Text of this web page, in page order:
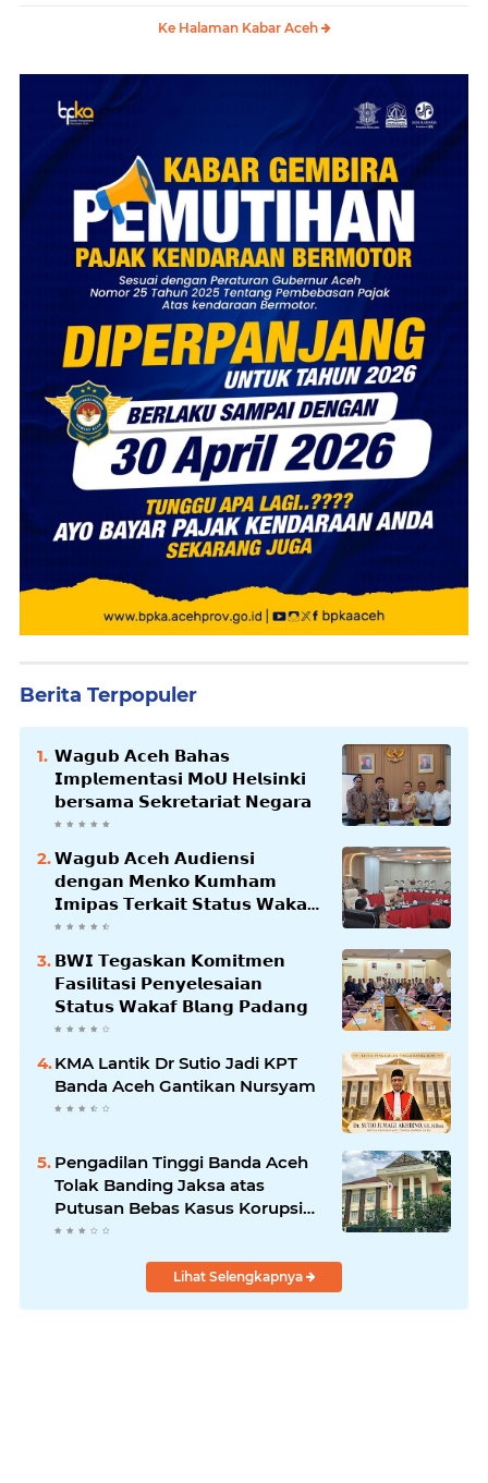
Ke Halaman Kabar Aceh
Berita Terpopuler
𝗪𝗮𝗴𝘂𝗯 𝗔𝗰𝗲𝗵 𝗕𝗮𝗵𝗮𝘀
𝗜𝗺𝗽𝗹𝗲𝗺𝗲𝗻𝘁𝗮𝘀𝗶 𝗠𝗼𝗨 𝗛𝗲𝗹𝘀𝗶𝗻𝗸𝗶
𝗯𝗲𝗿𝘀𝗮𝗺𝗮 𝗦𝗲𝗸𝗿𝗲𝘁𝗮𝗿𝗶𝗮𝘁 𝗡𝗲𝗴𝗮𝗿𝗮
𝗪𝗮𝗴𝘂𝗯 𝗔𝗰𝗲𝗵 𝗔𝘂𝗱𝗶𝗲𝗻𝘀𝗶
𝗱𝗲𝗻𝗴𝗮𝗻 𝗠𝗲𝗻𝗸𝗼 𝗞𝘂𝗺𝗵𝗮𝗺
𝗜𝗺𝗶𝗽𝗮𝘀 𝗧𝗲𝗿𝗸𝗮𝗶𝘁 𝗦𝘁𝗮𝘁𝘂𝘀 𝗪𝗮𝗸𝗮𝗳
𝗕𝗹𝗮𝗻𝗴𝗽𝗮𝗱𝗮𝗻𝗴
𝗕𝗪𝗜 𝗧𝗲𝗴𝗮𝘀𝗸𝗮𝗻 𝗞𝗼𝗺𝗶𝘁𝗺𝗲𝗻
𝗙𝗮𝘀𝗶𝗹𝗶𝘁𝗮𝘀𝗶 𝗣𝗲𝗻𝘆𝗲𝗹𝗲𝘀𝗮𝗶𝗮𝗻
𝗦𝘁𝗮𝘁𝘂𝘀 𝗪𝗮𝗸𝗮𝗳 𝗕𝗹𝗮𝗻𝗴 𝗣𝗮𝗱𝗮𝗻𝗴
KMA Lantik Dr Sutio Jadi KPT
Banda Aceh Gantikan Nursyam
Pengadilan Tinggi Banda Aceh
Tolak Banding Jaksa atas
Putusan Bebas Kasus Korupsi
Wastafel
Lihat Selengkapnya